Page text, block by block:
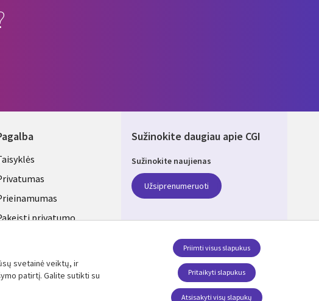
privatumo
Sužinokite daugiau apie CGI
Sužinokite naujienas
Užsiprenumeruoti
SEKITE MUS
Social Media LITHUANIA
svetainė veiktų, ir
patirtį. Galite sutikti su
Pritaikyti slapukus
Priimti visus slapukus
Atsisakyti visų slapukų